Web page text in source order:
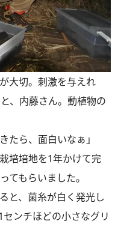
大切。刺激を与えれ
、内藤さん。動植物の
たら、面白いなぁ」
培培地を1年かけて完
てもらいました。
と、菌糸が白く発光し
ンチほどの小さなグリ